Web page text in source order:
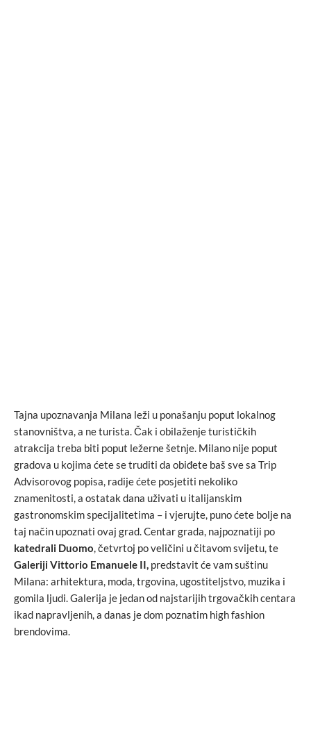
Tajna upoznavanja Milana leži u ponašanju poput lokalnog
stanovništva, a ne turista. Čak i obilaženje turističkih
atrakcija treba biti poput ležerne šetnje. Milano nije poput
gradova u kojima ćete se truditi da obiđete baš sve sa Trip
Advisorovog popisa, radije ćete posjetiti nekoliko
znamenitosti, a ostatak dana uživati u italijanskim
gastronomskim specijalitetima – i vjerujte, puno ćete bolje na
taj način upoznati ovaj grad. Centar grada, najpoznatiji po
katedrali Duomo, četvrtoj po veličini u čitavom svijetu, te
Galeriji Vittorio Emanuele II, predstavit će vam suštinu
Milana: arhitektura, moda, trgovina, ugostiteljstvo, muzika i
gomila ljudi. Galerija je jedan od najstarijih trgovačkih centara
ikad napravljenih, a danas je dom poznatim high fashion
brendovima.